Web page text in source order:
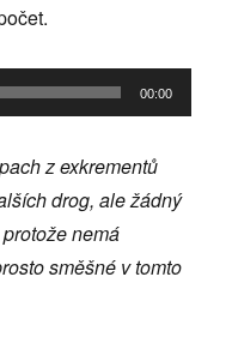
00:00
z exkrementů
drog, ale žádný
nemá
směšné v tomto